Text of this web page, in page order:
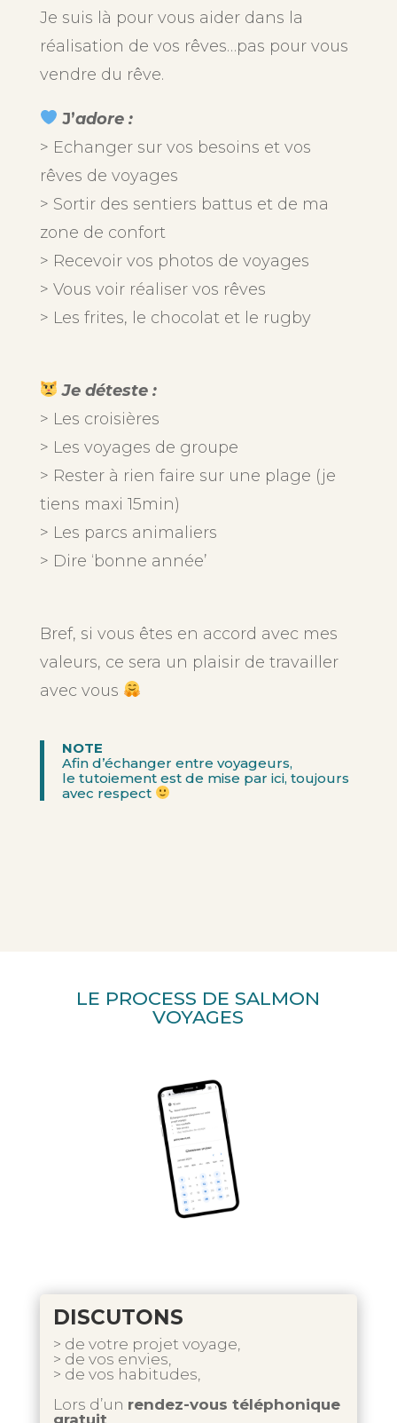
Je suis là pour vous aider dans la
réalisation de vos rêves…pas pour vous
vendre du rêve.
J’adore :
> Echanger sur vos besoins et vos
rêves de voyages
> Sortir des sentiers battus et de ma
zone de confort
> Recevoir vos photos de voyages
> Vous voir réaliser vos rêves
> Les frites, le chocolat et le rugby
Je déteste :
> Les croisières
> Les voyages de groupe
> Rester à rien faire sur une plage (je
tiens maxi 15min)
> Les parcs animaliers
> Dire ‘bonne année’
Bref, si vous êtes en accord avec mes
valeurs, ce sera un plaisir de travailler
avec vous
NOTE
Afin d’échanger entre voyageurs,
le tutoiement est de mise par ici, toujours
avec respect
LE PROCESS DE SALMON
VOYAGES
DISCUTONS
> de votre projet voyage,
> de vos envies,
> de vos habitudes,
Lors d’un rendez-vous téléphonique